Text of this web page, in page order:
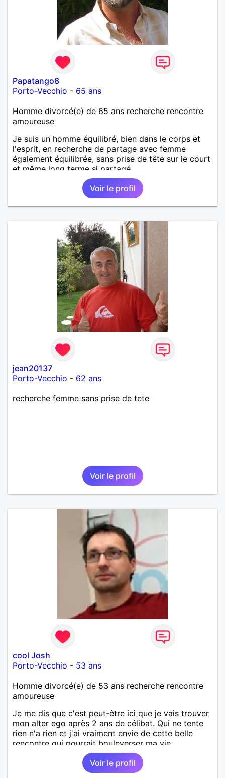
Papatango8
Porto-Vecchio - 65 ans
Homme divorcé(e) de 65 ans recherche rencontre
amoureuse
Je suis un homme équilibré, bien dans le corps et
l'esprit, en recherche de partage avec femme
également équilibrée, sans prise de tête sur le court
et même long terme si partagé.
Voir le profil
jean20137
Porto-Vecchio - 62 ans
recherche femme sans prise de tete
Voir le profil
cool Josh
Porto-Vecchio - 53 ans
Homme divorcé(e) de 53 ans recherche rencontre
amoureuse
Je me dis que c'est peut-être ici que je vais trouver
mon alter ego après 2 ans de célibat. Qui ne tente
rien n'a rien et j'ai vraiment envie de cette belle
rencontre qui pourrait bouleverser ma vie.
Voir le profil